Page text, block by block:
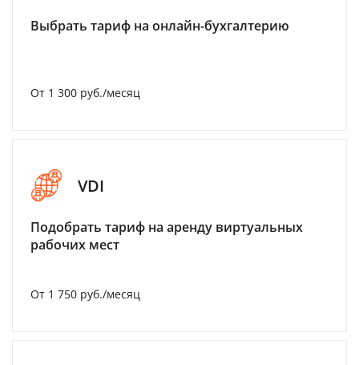
Выбрать тариф на онлайн-бухгалтерию
От 1 300 руб./месяц
VDI
Подобрать тариф на аренду виртуальных
рабочих мест
От 1 750 руб./месяц